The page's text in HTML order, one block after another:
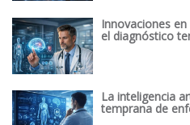
Innovaciones
el diagnóstico
La inteligencia
temprana de